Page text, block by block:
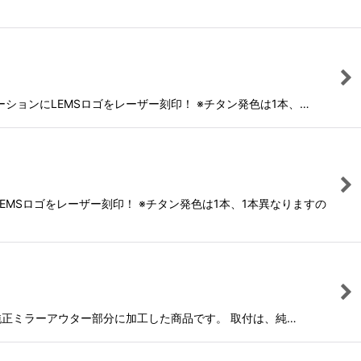
ョンにLEMSロゴをレーザー刻印！ ※チタン発色は1本、…
ロゴをレーザー刻印！ ※チタン発色は1本、1本異なりますの
ミラーアウター部分に加工した商品です。 取付は、純…